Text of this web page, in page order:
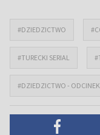
#DZIEDZICTWO
#TURECKI SERIAL
#DZIEDZICTWO -